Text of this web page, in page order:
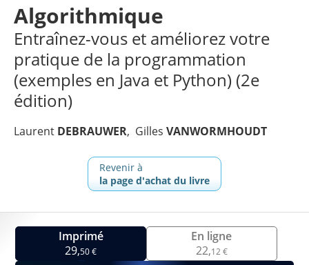
Algorithmique
Entraînez-vous et améliorez votre
pratique de la programmation
(exemples en Java et Python) (2e
édition)
Laurent DEBRAUWER Gilles VANWORMHOUDT
Revenir à
la page d'achat du livre
Imprimé
29,50 €
En ligne
22,12 €